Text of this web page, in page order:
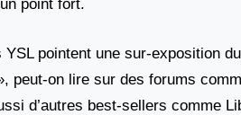
point fort.
pointent une sur-exposition
peut-on lire sur des forums
d’autres best-sellers comme